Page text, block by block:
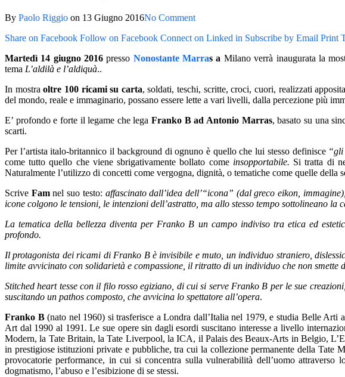
By Paolo Riggio on 13 Giugno 2016No Comment
Share on Facebook Follow on Facebook Connect on Linked in Subscribe by Email Print
Martedì 14 giugno 2016presso Nonostante Marras a Milano verrà inaugurata la
tema L’aldilà e l’aldiquà..
In mostraoltre 100 ricami su carta, soldati, teschi, scritte, croci, cuori, realizzati
del mondo, reale e immaginario, possano essere lette a vari livelli, dalla percezione più
E’ profondo e forte il legame che lega Franko B ad Antonio Marras, basato su una
scarti.
Per l’artista italo-britannico il background di ognuno è quello che lui stesso definisce “gli
come tutto quello che viene sbrigativamente bollato come insopportabile. Si tratta di
Naturalmente l’utilizzo di concetti come vergogna, dignità, o tematiche come quelle della
Scrive Famnel suo testo: affascinato dall’idea dell’“icona” (dal greco eikon,
icone colgono le tensioni, le intenzioni dell’astratto, ma allo stesso tempo sottolineano la
La tematica della bellezza diventa per Franko B un campo indiviso tra etica ed
profondo.
Il protagonista dei ricami di Franko B è invisibile e muto, un individuo straniero,
limite avvicinato con solidarietà e compassione, il ritratto di un individuo che non
Stitched heart tesse con il filo rosso egiziano, di cui si serve Franko B per le sue
suscitando un pathos composto, che avvicina lo spettatore all’opera.
Franko B(nato nel 1960) si trasferisce a Londra dall’Italia nel 1979, e studia Belle
Art dal 1990 al 1991. Le sue opere sin dagli esordi suscitano interesse a livello
Modern, la Tate Britain, la Tate Liverpool, la ICA, il Palais des Beaux-Arts in Belgio,
in prestigiose istituzioni private e pubbliche, tra cui la collezione permanente della
provocatorie performance, in cui si concentra sulla vulnerabilità dell’uomo
dogmatismo, l’abuso e l’esibizione di se stessi.